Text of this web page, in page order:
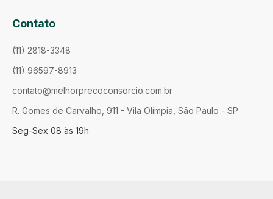
Contato
(11) 2818-3348
(11) 96597-8913
contato@melhorprecoconsorcio.com.br
R. Gomes de Carvalho, 911 - Vila Olímpia, São Paulo - SP
Seg-Sex 08 às 19h